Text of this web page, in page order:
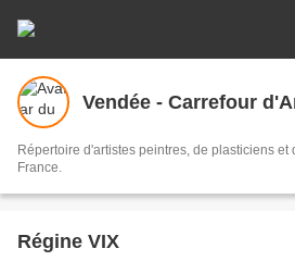
Vendée - Carrefour
Répertoire d'artistes peintres, de plasticiens
France.
Régine VIX